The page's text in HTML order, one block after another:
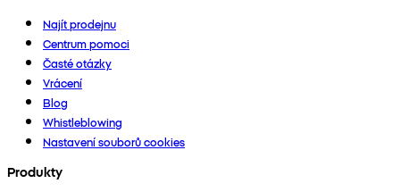
Najít prodejnu
Centrum pomoci
Časté otázky
Vrácení
Blog
Whistleblowing
Nastavení souborů cookies
Produkty